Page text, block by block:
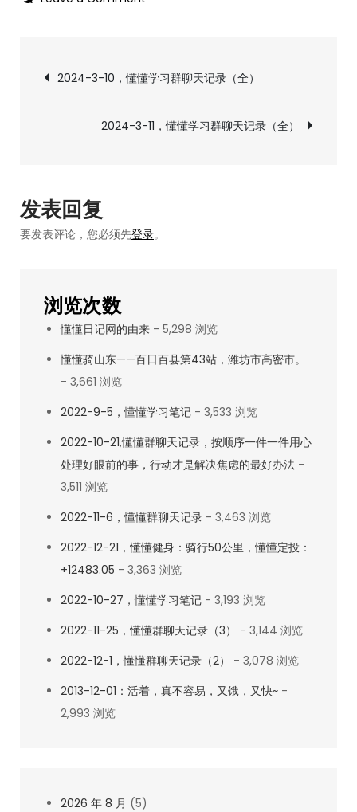
定
策
部
整。
文
航
2024-3-10，懂懂学习群聊天记录（全）
2024-3-11，懂懂学习群聊天记录（全）
发表回复
要发表评论，您必须先登录。
浏览次数
懂懂日记网的由来 - 5,298 浏览
懂懂骑山东——百日百县第43站，潍坊市高密市。
- 3,661 浏览
2022-9-5，懂懂学习笔记 - 3,533 浏览
2022-10-21,懂懂群聊天记录，按顺序一件一件用心
处理好眼前的事，行动才是解决焦虑的最好办法 -
3,511 浏览
2022-11-6，懂懂群聊天记录 - 3,463 浏览
2022-12-21，懂懂健身：骑行50公里，懂懂定投：
+12483.05 - 3,363 浏览
2022-10-27，懂懂学习笔记 - 3,193 浏览
2022-11-25，懂懂群聊天记录（3）
- 3,144 浏览
2022-12-1，懂懂群聊天记录（2）
- 3,078 浏览
2013-12-01：活着，真不容易，又饿，又快~ -
2,993 浏览
2026 年 8 月 (5)